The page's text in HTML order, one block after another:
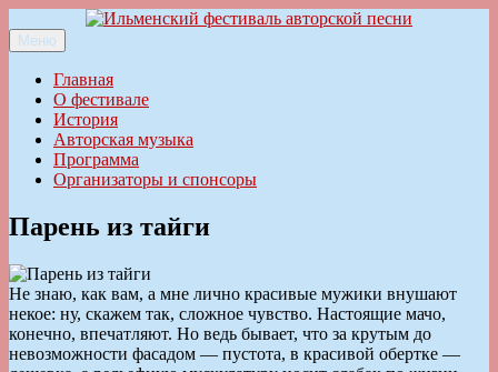
к
содержимому
Ильменский фестиваль авторской песни
Меню
Главная
О фестивале
История
Авторская музыка
Программа
Организаторы и спонсоры
Парень из тайги
Не знаю, как вам, а мне лично красивые мужики внушают
некое: ну, скажем так, сложное чувство. Настоящие мачо,
конечно, впечатляют. Но ведь бывает, что за крутым до
невозможности фасадом — пустота, в красивой обертке —